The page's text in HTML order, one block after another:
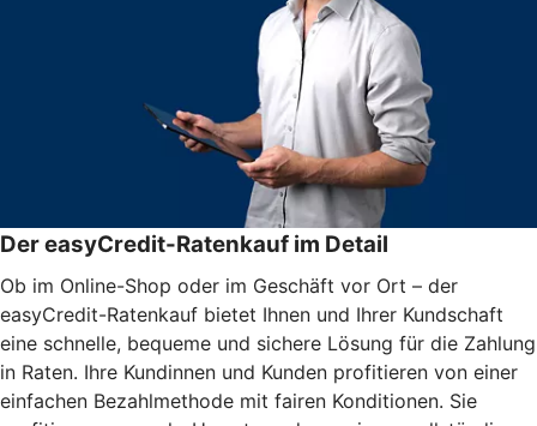
Der easyCredit-Ratenkauf im Detail
Ob im Online-Shop oder im Geschäft vor Ort – der
easyCredit-Ratenkauf bietet Ihnen und Ihrer Kundschaft
eine schnelle, bequeme und sichere Lösung für die Zahlung
in Raten. Ihre Kundinnen und Kunden profitieren von einer
einfachen Bezahlmethode mit fairen Konditionen. Sie